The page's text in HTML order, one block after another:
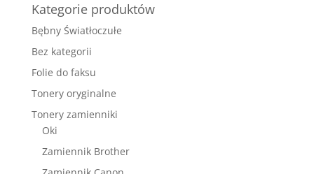
Kategorie produktów
Bębny Światłoczułe
Bez kategorii
Folie do faksu
Tonery oryginalne
Tonery zamienniki
Oki
Zamiennik Brother